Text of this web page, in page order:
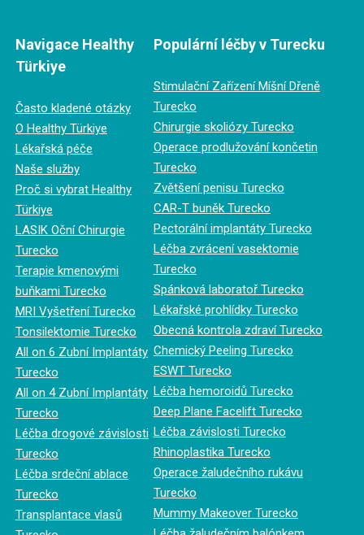
Navigace Healthy
Türkiye
Často kladené otázky
O Healthy Türkiye
Lékařská péče
Naše služby
Proč si vybrat Healthy
Türkiye
LASIK Oční Chirurgie
Turecko
Terapie kmenovými
buňkami Turecko
MRI Vyšetření Turecko
Tonsilektomie Turecko
All on 6 Zubní Implantáty
Turecko
All on 4 Zubní Implantáty
Turecko
Léčba drogové závislosti
Turecko
Léčba srdeční ablace
Turecko
Transplantace vlasů
Populární léčby v Turecku
Stimulační Zařízení Míšní Dřeně
Turecko
Chirurgie skoliózy Turecko
Operace prodlužování končetin
Turecko
Zvětšení penisu Turecko
CAR-T buněk Turecko
Pectorální implantáty Turecko
Léčba zvrácení vasektomie
Turecko
Spánková laboratoř Turecko
Lékařské prohlídky Turecko
Obecná kontrola zdraví Turecko
Chemický Peeling Turecko
ESWT Turecko
Léčba hemoroidů Turecko
Deep Plane Facelift Turecko
Léčba závislosti Turecko
Rhinoplastika Turecko
Operace žaludečního rukávu
Turecko
Mummy Makeover Turecko